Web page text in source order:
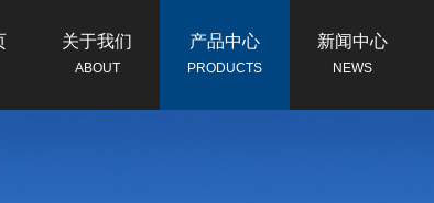
关于我们
ABOUT
产品中心
PRODUCTS
新闻中心
NEWS